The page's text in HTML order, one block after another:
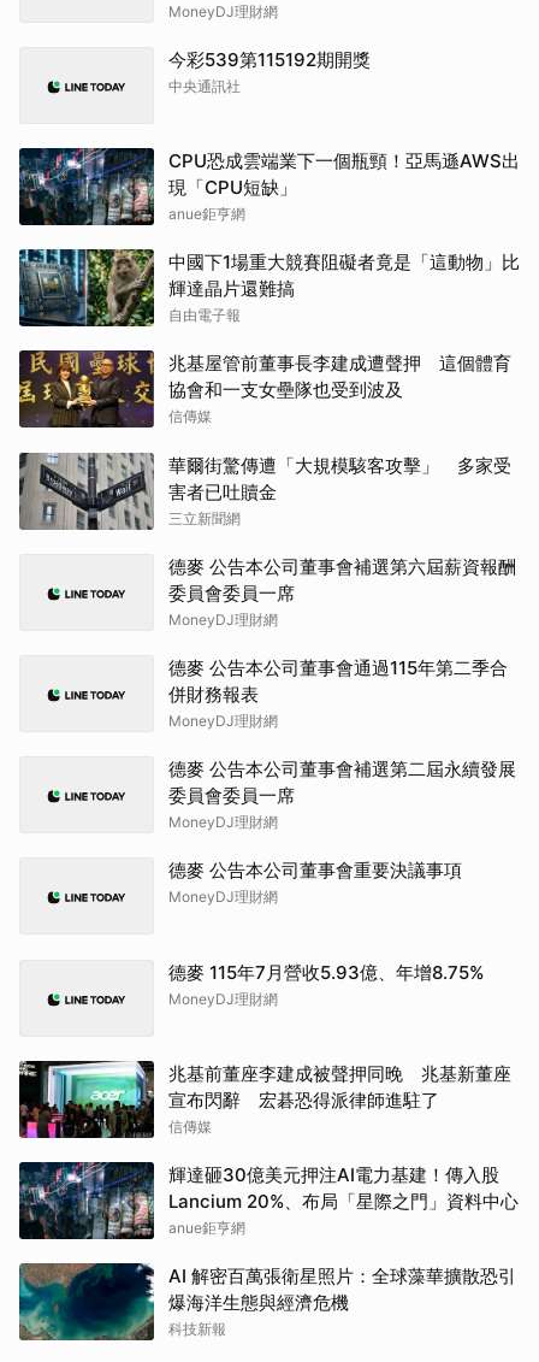
MoneyDJ理財網
今彩539第115192期開獎
中央通訊社
CPU恐成雲端業下一個瓶頸！亞馬遜AWS出
現「CPU短缺」
anue鉅亨網
中國下1場重大競賽阻礙者竟是「這動物」比
輝達晶片還難搞
自由電子報
兆基屋管前董事長李建成遭聲押 這個體育
協會和一支女壘隊也受到波及
信傳媒
華爾街驚傳遭「大規模駭客攻擊」 多家受
害者已吐贖金
三立新聞網
德麥 公告本公司董事會補選第六屆薪資報酬
委員會委員一席
MoneyDJ理財網
德麥 公告本公司董事會通過115年第二季合
併財務報表
MoneyDJ理財網
德麥 公告本公司董事會補選第二屆永續發展
委員會委員一席
MoneyDJ理財網
德麥 公告本公司董事會重要決議事項
MoneyDJ理財網
德麥 115年7月營收5.93億、年增8.75%
MoneyDJ理財網
兆基前董座李建成被聲押同晚 兆基新董座
宣布閃辭 宏碁恐得派律師進駐了
信傳媒
輝達砸30億美元押注AI電力基建！傳入股
Lancium 20%、布局「星際之門」資料中心
anue鉅亨網
AI 解密百萬張衛星照片：全球藻華擴散恐引
爆海洋生態與經濟危機
科技新報